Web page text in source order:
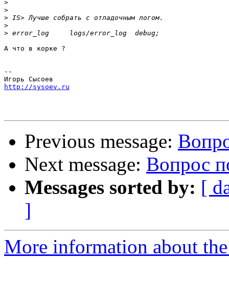
>
>
>
>
>
А что в корке ?
--
http://sysoev.ru
Previous message:
Next message: Вопрос
Messages sorted by: [
]
More information about